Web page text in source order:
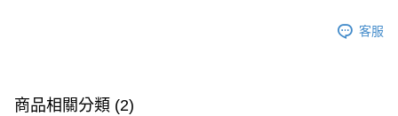
客服
商品相關分類 (2)